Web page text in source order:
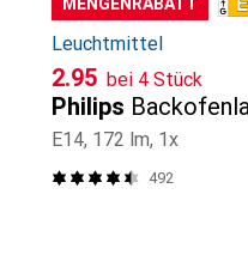
Leuchtmittel
CHF
2.95 bei 4 Stück
Philips
E14, 172 lm, 1x
492